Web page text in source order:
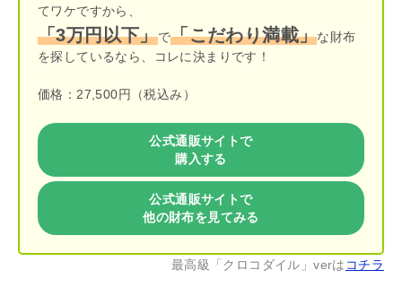
てワケですから、
「3万円以下」で「こだわり満載」な財布
を探しているなら、コレに決まりです！
価格：27,500円（税込み）
公式通販サイトで
購入する
公式通販サイトで
他の財布を見てみる
最高級「クロコダイル」verは コチラ